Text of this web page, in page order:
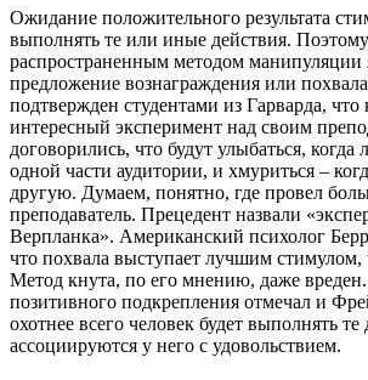
Ожидание положительного результата
выполнять те или иные действия.
распространенным методом манипуляции
предложение вознаграждения или
подтвержден студентами из Гарварда, что
интересный эксперимент над своим
договорились, что будут улыбаться, когда
одной части аудитории, и хмуриться –
другую. Думаем, понятно, где провел
преподаватель. Прецедент назвали
Верпланка». Американский психолог
что похвала выступает лучшим стимулом,
Метод кнута, по его мнению, даже
позитивного подкрепления отмечал и
охотнее всего человек будет выполнять те
ассоциируются у него с удовольствием.